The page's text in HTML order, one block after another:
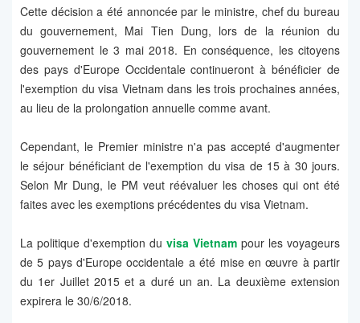
Cette décision a été annoncée par le ministre, chef du bureau
du gouvernement, Mai Tien Dung, lors de la réunion du
gouvernement le 3 mai 2018. En conséquence, les citoyens
des pays d'Europe Occidentale continueront à bénéficier de
l'exemption du visa Vietnam dans les trois prochaines années,
au lieu de la prolongation annuelle comme avant.
Cependant, le Premier ministre n'a pas accepté d'augmenter
le séjour bénéficiant de l'exemption du visa de 15 à 30 jours.
Selon Mr Dung, le PM veut réévaluer les choses qui ont été
faites avec les exemptions précédentes du visa Vietnam.
La politique d'exemption du visa Vietnam pour les voyageurs
de 5 pays d'Europe occidentale a été mise en œuvre à partir
du 1er Juillet 2015 et a duré un an. La deuxième extension
expirera le 30/6/2018.